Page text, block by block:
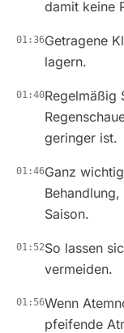
damit keine
01:36Getragene
lagern.
01:40Regelmäßig
geringer ist.
01:46Ganz
Saison.
01:52So lassen
vermeiden.
01:56Wenn
pfeifende